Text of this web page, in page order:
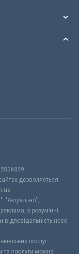
дозволяється
"Актуально",
в розумінні
відповідальність несе
послуг.
та послуги можна